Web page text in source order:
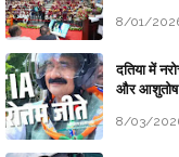
8/01/
दतिया में
और आशुतोष
8/03/